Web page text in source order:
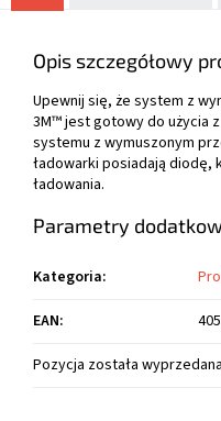
Opis szczegółowy
Upewnij się, że system z
3M™ jest gotowy do użycia
systemu z wymuszonym
ładowarki posiadają diodę,
ładowania.
Parametry
Kategoria:
EAN:
Pozycja została